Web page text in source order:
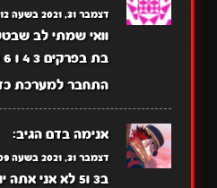
דצמבר 31, 2021 בשעה 8:12 am
וואי שמתי לב
בת בפרקים 3 4 ו 6 שיצא בקרוב
התחבר למערכת
אנימה בדם הגיב:
דצמבר 31, 2021 בשעה 9:09 am
ב3 ו5 לא אני